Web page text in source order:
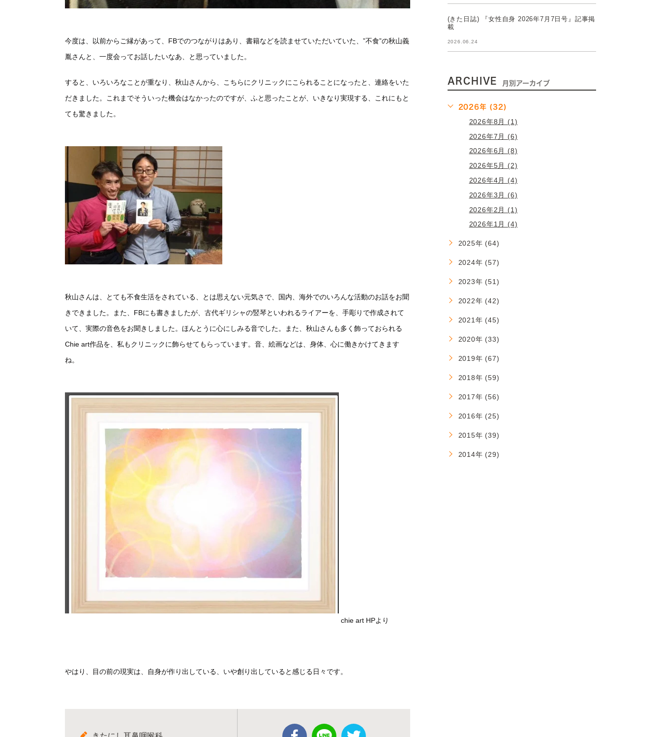
今度は、以前からご縁があって、FBでのつながりはあり、書籍などを読ませていただいていた、”不食”の秋山義
胤さんと、一度会ってお話したいなあ、と思っていました。
すると、いろいろなことが重なり、秋山さんから、こちらにクリニックにこられることになったと、連絡をいた
だきました。これまでそういった機会はなかったのですが、ふと思ったことが、いきなり実現する、これにもと
ても驚きました。
秋山さんは、とても不食生活をされている、とは思えない元気さで、国内、海外でのいろんな活動のお話をお聞
きできました。また、FBにも書きましたが、古代ギリシャの竪琴といわれるライアーを、手彫りで作成されて
いて、実際の音色をお聞きしました。ほんとうに心にしみる音でした。また、秋山さんも多く飾っておられる
Chie art作品を、私もクリニックに飾らせてもらっています。音、絵画などは、身体、心に働きかけてきます
ね。
chie art HPより
やはり、目の前の現実は、自身が作り出している、いや創り出していると感じる日々です。
(きた日誌) 『女性自身 2026年7月7日号』記事掲
載
2026.06.24
ARCHIVE 月別アーカイブ
2026年 (32)
2026年8月 (1)
2026年7月 (6)
2026年6月 (8)
2026年5月 (2)
2026年4月 (4)
2026年3月 (6)
2026年2月 (1)
2026年1月 (4)
2025年 (64)
2024年 (57)
2023年 (51)
2022年 (42)
2021年 (45)
2020年 (33)
2019年 (67)
2018年 (59)
2017年 (56)
2016年 (25)
2015年 (39)
2014年 (29)